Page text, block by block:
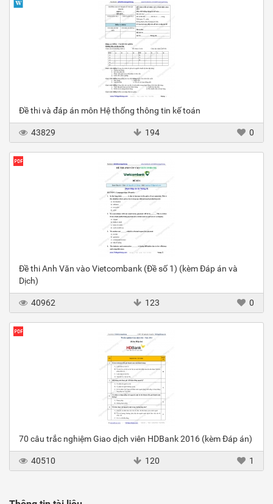
Đề thi và đáp án môn Hệ thống thông tin kế toán
43829 194 0
Đề thi Anh Văn vào Vietcombank (Đề số 1) (kèm Đáp án và
Dịch)
40962 123 0
70 câu trắc nghiệm Giao dịch viên HDBank 2016 (kèm Đáp án)
40510 120 1